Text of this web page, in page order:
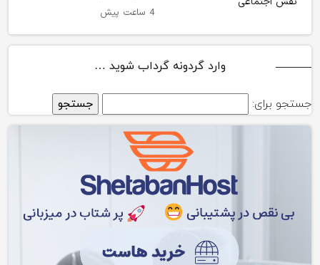
4 ساعت پیش
وارد گردونه گرداب شوید …
جستجو برای: